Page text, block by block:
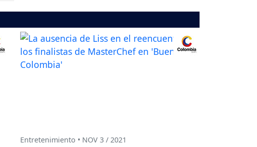
Entretenimiento • NOV 3 / 2021